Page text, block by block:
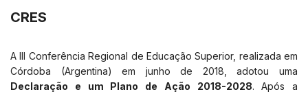
CRES
A III Conferência Regional de Educação Superior, realizada em
Córdoba (Argentina) em junho de 2018, adotou uma
Declaração e um Plano de Ação 2018-2028. Após a